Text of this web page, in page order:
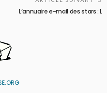
L’annuaire e-mail des stars : L